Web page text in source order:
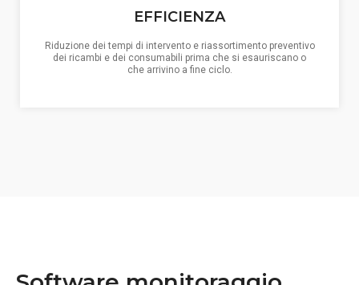
EFFICIENZA
Riduzione dei tempi di intervento e riassortimento preventivo
dei ricambi e dei consumabili prima che si esauriscano o
che arrivino a fine ciclo.